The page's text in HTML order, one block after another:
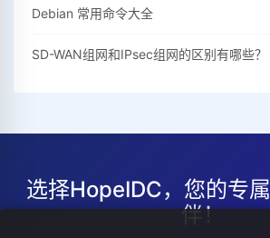
Debian 常用命令大全
SD-WAN组网和IPsec组网的区别有哪些？
选择HopeIDC，您的专属
伴！